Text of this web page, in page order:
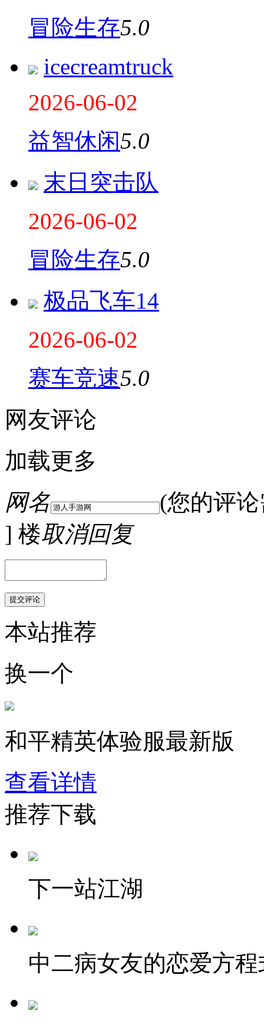
冒险生存5.0
icecreamtruck
2026-06-02
益智休闲5.0
末日突击队
2026-06-02
冒险生存5.0
极品飞车14
2026-06-02
赛车竞速5.0
网友评论
加载更多
网名
(您的评
] 楼取消回复
本站推荐
换一个
和平精英体验服最新版
查看详情
推荐下载
下一站江湖
中二病女友的恋爱方